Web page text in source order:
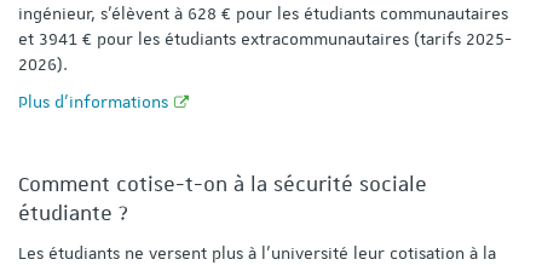
ingénieur, s’élèvent à 628 € pour les étudiants communautaires
et 3941 € pour les étudiants extracommunautaires (tarifs 2025-
2026).
Plus d'informations
Comment cotise-t-on à la sécurité sociale
étudiante ?
Les étudiants ne versent plus à l'université leur cotisation à la